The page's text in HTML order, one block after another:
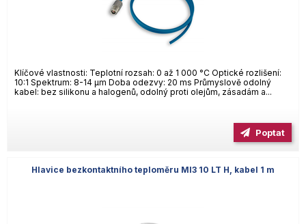
Klíčové vlastnosti: Teplotní rozsah: 0 až 1 000 °C Optické rozlišení:
10:1 Spektrum: 8-14 µm Doba odezvy: 20 ms Průmyslově odolný
kabel: bez silikonu a halogenů, odolný proti olejům, zásadám a...
Poptat
Hlavice bezkontaktního teploměru MI3 10 LT H, kabel 1 m